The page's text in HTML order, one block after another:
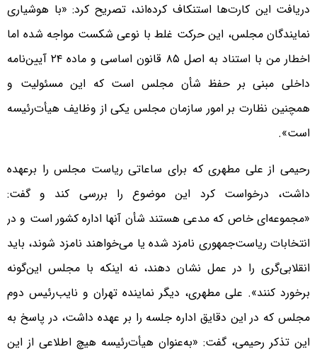
دریافت این کارت‌ها استنکاف کرده‌اند، تصریح کرد: «با هوشیاری
نمایندگان مجلس، این حرکت غلط با نوعی شکست مواجه شده اما
اخطار من با استناد به اصل ۸۵ قانون اساسی و ماده ۲۴ آیین‌نامه
داخلی مبنی بر حفظ‌ شأن مجلس است که این مسئولیت و
همچنین نظارت بر امور سازمان مجلس یکی از وظایف هیأت‌رئیسه
است».
رحیمی از علی مطهری که برای ساعاتی ریاست مجلس را برعهده
داشت، درخواست کرد این موضوع را بررسی کند و گفت:
«مجموعه‌ای خاص که مدعی هستند شأن آنها اداره کشور است و در
انتخابات ریاست‌جمهوری نامزد شده یا می‌خواهند نامزد شوند، باید
انقلابی‌گری را در عمل نشان دهند، نه اینکه با مجلس این‌گونه
برخورد کنند». علی مطهری، دیگر نماینده تهران و نایب‌رئیس دوم
مجلس که در این دقایق اداره جلسه را بر عهده داشت، در پاسخ به
این تذکر رحیمی، گفت: «به‌عنوان هیأت‌رئیسه هیچ اطلاعی از این